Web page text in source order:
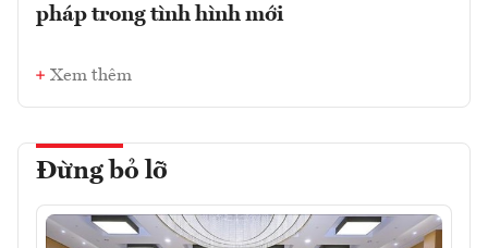
pháp trong tình hình mới
Xem thêm
Đừng bỏ lỡ